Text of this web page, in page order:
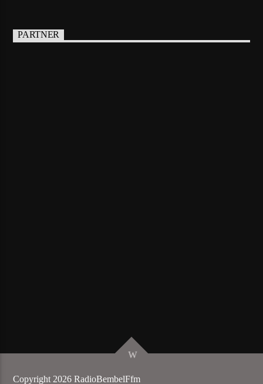
PARTNER
Copyright 2026 RadioBembelFfm